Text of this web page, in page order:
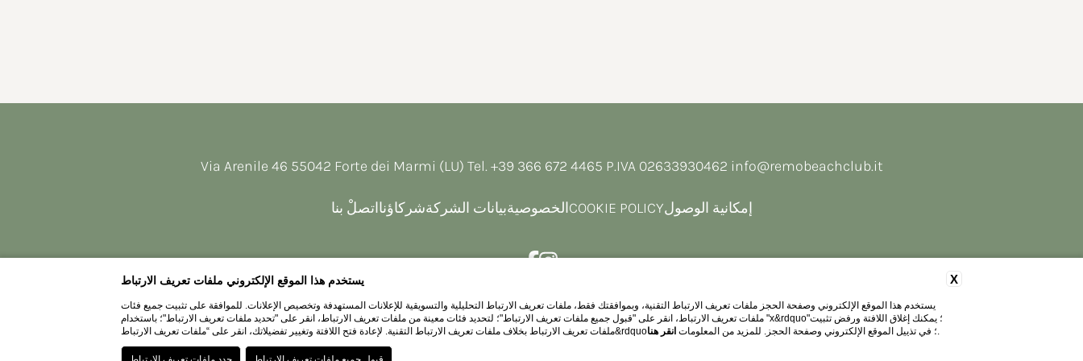
Via Arenile 46 55042 Forte dei Marmi (LU) Tel. +39 366 672 4465 P.IVA 02633930462 info@remobeachclub.it
اتصلْ بناشركاؤنابيانات الشركةالخصوصيةCOOKIE POLICYإمكانية الوصول
WEBSITE BY BLASTNESS اكتشف فندقنا
X يستخدم هذا الموقع الإلكتروني ملفات تعريف الارتباط
يستخدم هذا الموقع الإلكتروني وصفحة الحجز ملفات تعريف الارتباط التقنية، وبموافقتك فقط، ملفات تعريف الارتباط التحليلية والتسويقية للإعلانات المستهدفة وتخصيص الإعلانات. للموافقة على تثبيت جميع فئات
ملفات تعريف الارتباط، انقر على "قبول جميع ملفات تعريف الارتباط"؛ لتحديد فئات معينة من ملفات تعريف الارتباط، انقر على "تحديد ملفات تعريف الارتباط"؛ باستخدام "x&rdquo"؛ يمكنك إغلاق اللافتة ورفض تثبيت
ملفات تعريف الارتباط بخلاف ملفات تعريف الارتباط التقنية. لإعادة فتح اللافتة وتغيير تفضيلاتك، انقر على “ملفات تعريف الارتباط&rdquo؛ في تذييل الموقع الإلكتروني وصفحة الحجز. للمزيد من المعلومات انقر هنا .